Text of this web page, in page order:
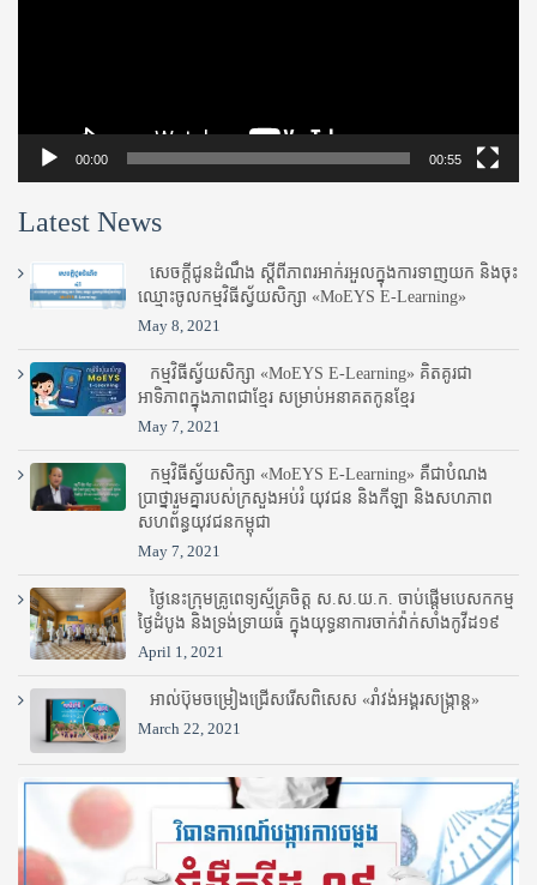
00:00 00:55
Latest News
សេចក្តីជូនដំណឹង ស្តី​ពីភាព​រអាក់រអួល​ក្នុងការ​ទាញ​យក និង​ចុះ​
ឈ្មោះ​ចូល​កម្មវិធី​ស្វ័យសិក្សា «MoEYS E-Learning»
May 8, 2021
កម្មវិធីស្វ័យសិក្សា «MoEYS E-Learning» គិតគូរជា
អាទិភាពក្នុងភាពជាខ្មែរ សម្រាប់អនាគតកូនខ្មែរ
May 7, 2021
កម្មវិធីស្វ័យសិក្សា «MoEYS E-Learning» គឺជាបំណង
ប្រាថ្នារួមគ្នារបស់ក្រសួងអប់រំ​ យុវជន និងកីឡា និងសហភាព
សហព័ន្ធយុវជនកម្ពុជា
May 7, 2021
ថ្ងៃនេះក្រុមគ្រូពេទ្យស្ម័គ្រចិត្ត ស.ស.យ.ក. ចាប់ផ្តើមបេសកកម្ម
ថ្ងៃដំបូង និងទ្រង់ទ្រាយធំ ក្នុងយុទ្ធនាការចាក់វ៉ាក់សាំងកូវីដ១៩
April 1, 2021
អាល់ប៊ុមចម្រៀងជ្រើសរើសពិសេស «រាំវង់អង្គរសង្ក្រាន្ត»
March 22, 2021